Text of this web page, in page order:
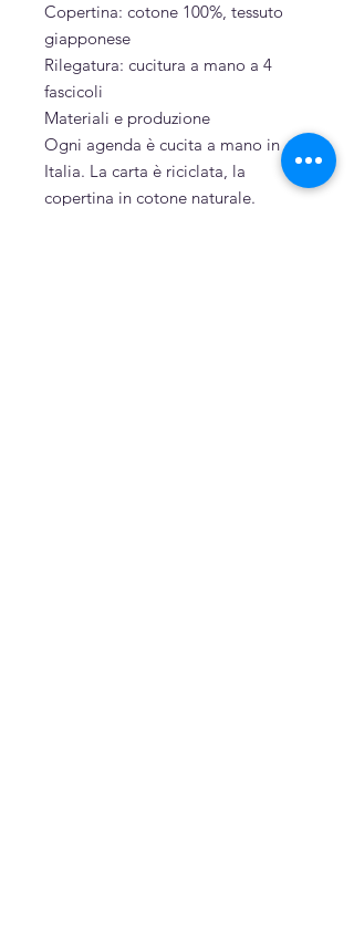
Copertina: cotone 100%, tessuto
giapponese
Rilegatura: cucitura a mano a 4
fascicoli
Materiali e produzione
Ogni agenda è cucita a mano in
Italia. La carta è riciclata, la
copertina in cotone naturale.